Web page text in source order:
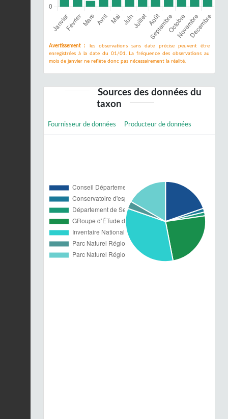
Avertissement :
les observations sans date précise peuvent être
enregistrées à la date du 01/01. La fréquence des observations au
mois de janvier ne reflète donc pas nécessairement la réalité.
Sources des données du
taxon
Fournisseur de données Producteur de données